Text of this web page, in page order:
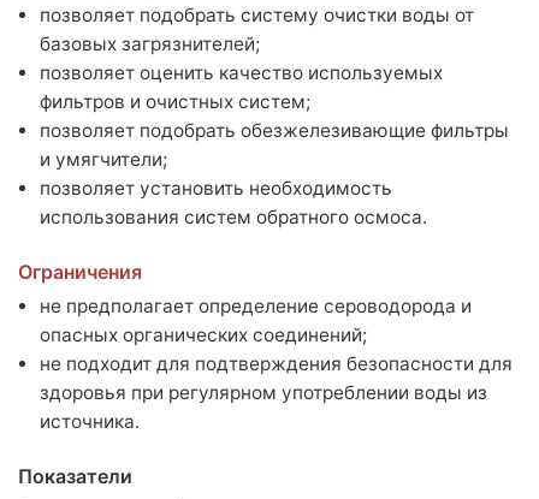
Информация
О лаборатории
Контакты
Вопрос эксперту
Мы в СМИ
База знаний
Условия работы и сотрудничества
Подтверждающие документы
Доставка
Оплата и возврат
Акции
Политика конфиденциальности
позволяет подобрать систему очистки воды от
базовых загрязнителей;
позволяет оценить качество используемых
фильтров и очистных систем;
позволяет подобрать обезжелезивающие фильтры
и умягчители;
позволяет установить необходимость
использования систем обратного осмоса.
Ограничения
не предполагает определение сероводорода и
опасных органических соединений;
не подходит для подтверждения безопасности для
здоровья при регулярном употреблении воды из
источника.
Показатели